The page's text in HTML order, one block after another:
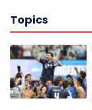
Topics